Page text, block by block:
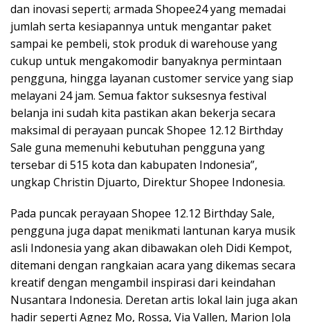
dan inovasi seperti; armada Shopee24 yang memadai
jumlah serta kesiapannya untuk mengantar paket
sampai ke pembeli, stok produk di warehouse yang
cukup untuk mengakomodir banyaknya permintaan
pengguna, hingga layanan customer service yang siap
melayani 24 jam. Semua faktor suksesnya festival
belanja ini sudah kita pastikan akan bekerja secara
maksimal di perayaan puncak Shopee 12.12 Birthday
Sale guna memenuhi kebutuhan pengguna yang
tersebar di 515 kota dan kabupaten Indonesia”,
ungkap Christin Djuarto, Direktur Shopee Indonesia.
Pada puncak perayaan Shopee 12.12 Birthday Sale,
pengguna juga dapat menikmati lantunan karya musik
asli Indonesia yang akan dibawakan oleh Didi Kempot,
ditemani dengan rangkaian acara yang dikemas secara
kreatif dengan mengambil inspirasi dari keindahan
Nusantara Indonesia. Deretan artis lokal lain juga akan
hadir seperti Agnez Mo, Rossa, Via Vallen, Marion Jola